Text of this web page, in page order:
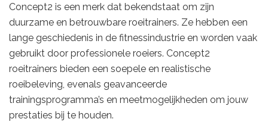
Concept2 is een merk dat bekendstaat om zijn
duurzame en betrouwbare roeitrainers. Ze hebben een
lange geschiedenis in de fitnessindustrie en worden vaak
gebruikt door professionele roeiers. Concept2
roeitrainers bieden een soepele en realistische
roeibeleving, evenals geavanceerde
trainingsprogramma’s en meetmogelijkheden om jouw
prestaties bij te houden.